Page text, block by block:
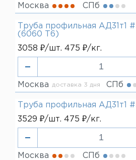
Москва СПб
Труба профильная АД31т1
(6060 Т6)
3058 ₽/шт. 475 ₽/кг.
Москва доставка 3 дня СПб
Труба профильная АД31т1
3529 ₽/шт. 475 ₽/кг.
Москва СПб